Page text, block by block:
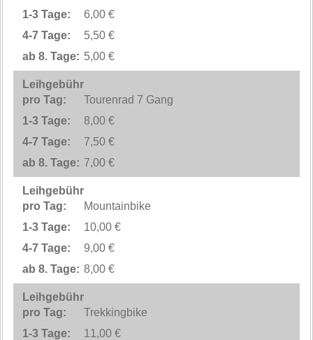
6,00 €
5,50 €
5,00 €
Tourenrad 7 Gang
8,00 €
7,50 €
7,00 €
Mountainbike
10,00 €
9,00 €
8,00 €
Trekkingbike
11,00 €